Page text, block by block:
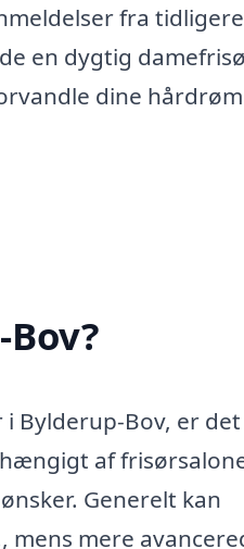
fra tidligere
en dygtig
dine
Bylderup-Bov, er det
af
Generelt kan
mere